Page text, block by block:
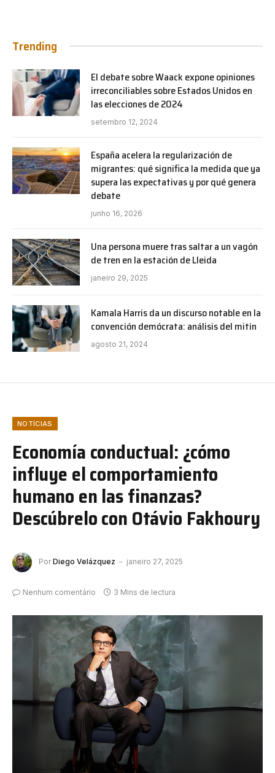
Trending
El debate sobre Waack expone opiniones
irreconciliables sobre Estados Unidos en
las elecciones de 2024
setembro 12, 2024
España acelera la regularización de
migrantes: qué significa la medida que ya
supera las expectativas y por qué genera
debate
junho 16, 2026
Una persona muere tras saltar a un vagón
de tren en la estación de Lleida
janeiro 29, 2025
Kamala Harris da un discurso notable en la
convención demócrata: análisis del mitin
agosto 21, 2024
NOTÍCIAS
Economía conductual: ¿cómo
influye el comportamiento
humano en las finanzas?
Descúbrelo con Otávio Fakhoury
Por Diego Velázquez janeiro 27, 2025
Nenhum comentário 3 Mins de lectura